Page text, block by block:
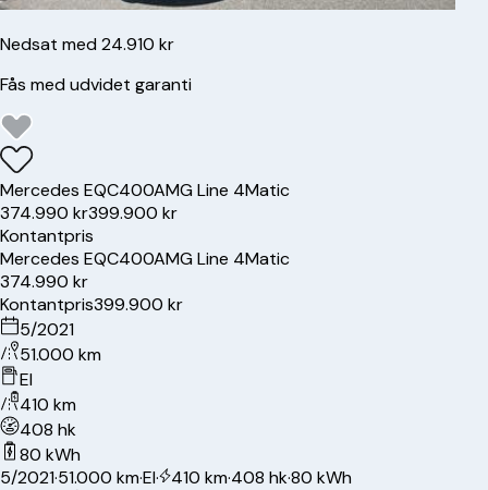
Nedsat med 24.910 kr
Fås med udvidet garanti
Mercedes EQC400AMG Line 4Matic
374.990 kr399.900 kr
Kontantpris
Mercedes EQC400AMG Line 4Matic
374.990 kr
Kontantpris399.900 kr
5/2021
51.000 km
El
410 km
408 hk
80 kWh
5/2021·51.000 km·El· 410 km·408 hk·80 kWh